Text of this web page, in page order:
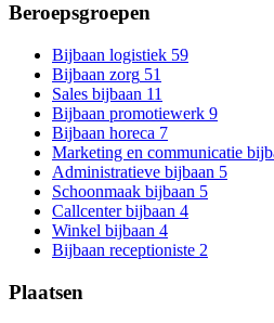
Beroepsgroepen
Bijbaan logistiek 59
Bijbaan zorg 51
Sales bijbaan 11
Bijbaan promotiewerk 9
Bijbaan horeca 7
Marketing en communicatie
Administratieve bijbaan 5
Schoonmaak bijbaan 5
Callcenter bijbaan 4
Winkel bijbaan 4
Bijbaan receptioniste 2
Plaatsen